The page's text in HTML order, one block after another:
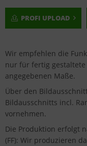
PROFI UPLOAD
Wir empfehlen die
nur für fertig
angegebenen Maße.
Über den
Bildausschnitts incl.
vornehmen.
Die Produktion erfolgt
(FF): Wir produzieren